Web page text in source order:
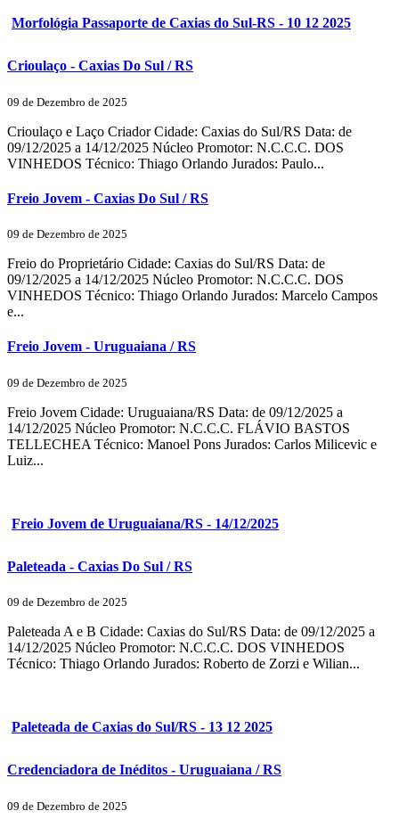
Morfológia Passaporte de Caxias do Sul-RS - 10 12 2025
Crioulaço - Caxias Do Sul / RS
09 de Dezembro de 2025
Crioulaço e Laço Criador Cidade: Caxias do Sul/RS Data: de
09/12/2025 a 14/12/2025 Núcleo Promotor: N.C.C.C. DOS
VINHEDOS Técnico: Thiago Orlando Jurados: Paulo...
Freio Jovem - Caxias Do Sul / RS
09 de Dezembro de 2025
Freio do Proprietário Cidade: Caxias do Sul/RS Data: de
09/12/2025 a 14/12/2025 Núcleo Promotor: N.C.C.C. DOS
VINHEDOS Técnico: Thiago Orlando Jurados: Marcelo Campos
e...
Freio Jovem - Uruguaiana / RS
09 de Dezembro de 2025
Freio Jovem Cidade: Uruguaiana/RS Data: de 09/12/2025 a
14/12/2025 Núcleo Promotor: N.C.C.C. FLÁVIO BASTOS
TELLECHEA Técnico: Manoel Pons Jurados: Carlos Milicevic e
Luiz...
Freio Jovem de Uruguaiana/RS - 14/12/2025
Paleteada - Caxias Do Sul / RS
09 de Dezembro de 2025
Paleteada A e B Cidade: Caxias do Sul/RS Data: de 09/12/2025 a
14/12/2025 Núcleo Promotor: N.C.C.C. DOS VINHEDOS
Técnico: Thiago Orlando Jurados: Roberto de Zorzi e Wilian...
Paleteada de Caxias do Sul/RS - 13 12 2025
Credenciadora de Inéditos - Uruguaiana / RS
09 de Dezembro de 2025